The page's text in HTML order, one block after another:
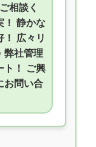
相談く
！ 静かな
！ 広々リ
弊社管理
ト！ ご興
お問い合